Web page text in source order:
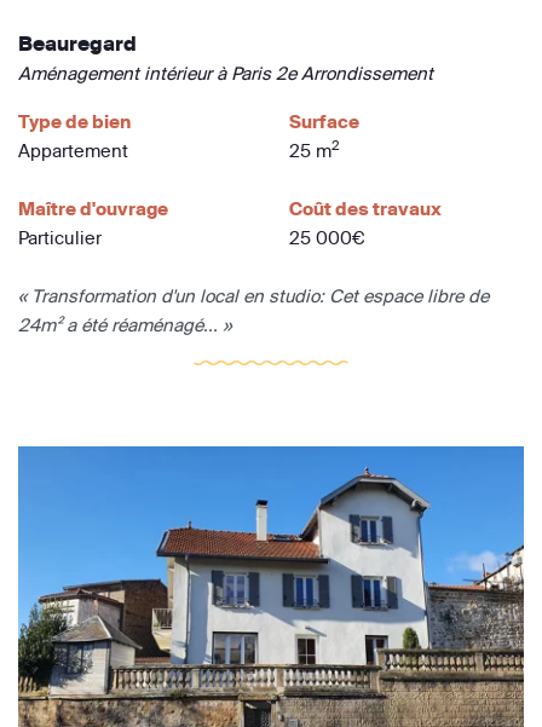
Beauregard
Aménagement intérieur à Paris 2e Arrondissement
Type de bien
Appartement
Surface
25 m2
Maître d'ouvrage
Particulier
Coût des travaux
25 000€
« Transformation d'un local en studio: Cet espace libre de
24m² a été réaménagé... »